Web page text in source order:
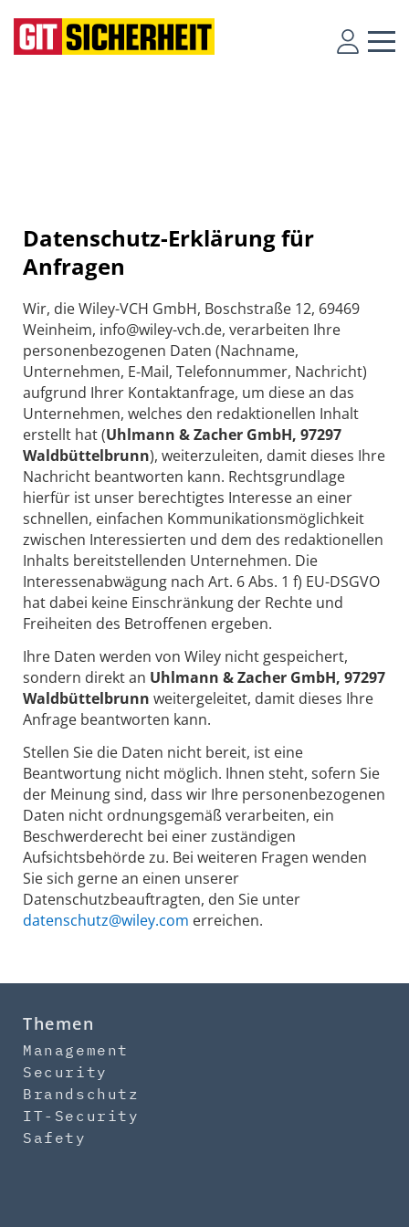
Datenschutz-Erklärung für
Anfragen
Wir, die Wiley-VCH GmbH, Boschstraße 12, 69469
Weinheim, info@wiley-vch.de, verarbeiten Ihre
personenbezogenen Daten (Nachname,
Unternehmen, E-Mail, Telefonnummer, Nachricht)
aufgrund Ihrer Kontaktanfrage, um diese an das
Unternehmen, welches den redaktionellen Inhalt
erstellt hat (Uhlmann & Zacher GmbH, 97297
Waldbüttelbrunn), weiterzuleiten, damit dieses Ihre
Nachricht beantworten kann. Rechtsgrundlage
hierfür ist unser berechtigtes Interesse an einer
schnellen, einfachen Kommunikationsmöglichkeit
zwischen Interessierten und dem des redaktionellen
Inhalts bereitstellenden Unternehmen. Die
Interessenabwägung nach Art. 6 Abs. 1 f) EU-DSGVO
hat dabei keine Einschränkung der Rechte und
Freiheiten des Betroffenen ergeben.
Ihre Daten werden von Wiley nicht gespeichert,
sondern direkt an Uhlmann & Zacher GmbH, 97297
Waldbüttelbrunn weitergeleitet, damit dieses Ihre
Anfrage beantworten kann.
Stellen Sie die Daten nicht bereit, ist eine
Beantwortung nicht möglich. Ihnen steht, sofern Sie
der Meinung sind, dass wir Ihre personenbezogenen
Daten nicht ordnungsgemäß verarbeiten, ein
Beschwerderecht bei einer zuständigen
Aufsichtsbehörde zu. Bei weiteren Fragen wenden
Sie sich gerne an einen unserer
Datenschutzbeauftragten, den Sie unter
datenschutz@wiley.com erreichen.
Themen
Management
Security
Brandschutz
IT-Security
Safety